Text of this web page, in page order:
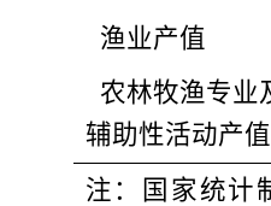
渔业产值
辅助性活动产值
注：国家统计